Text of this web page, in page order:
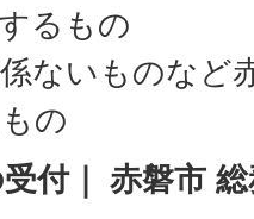
るもの
ないものなど
の
付｜ 赤磐市